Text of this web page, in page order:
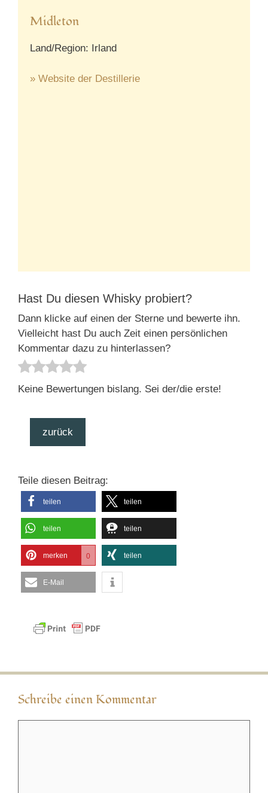
Midleton
Land/Region: Irland
» Website der Destillerie
Hast Du diesen Whisky probiert?
Dann klicke auf einen der Sterne und bewerte ihn.
Vielleicht hast Du auch Zeit einen persönlichen
Kommentar dazu zu hinterlassen?
Keine Bewertungen bislang. Sei der/die erste!
zurück
Teile diesen Beitrag:
teilen teilen
teilen teilen
merken 0 teilen
E-Mail
Schreibe einen Kommentar